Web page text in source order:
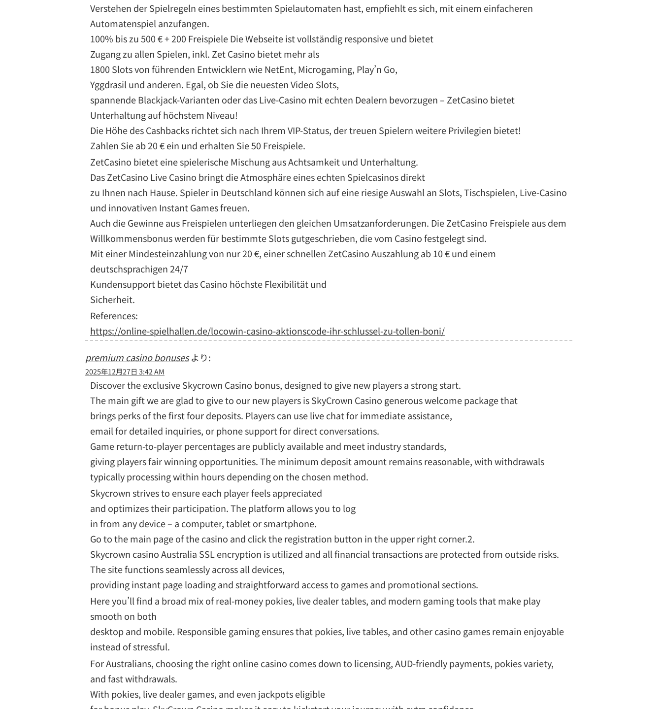
Verstehen der Spielregeln eines bestimmten Spielautomaten hast, empfiehlt es sich, mit einem einfacheren
Automatenspiel anzufangen.
100% bis zu 500 € + 200 Freispiele Die Webseite ist vollständig responsive und bietet
Zugang zu allen Spielen, inkl. Zet Casino bietet mehr als
1800 Slots von führenden Entwicklern wie NetEnt, Microgaming, Play’n Go,
Yggdrasil und anderen. Egal, ob Sie die neuesten Video Slots,
spannende Blackjack-Varianten oder das Live-Casino mit echten Dealern bevorzugen – ZetCasino bietet
Unterhaltung auf höchstem Niveau!
Die Höhe des Cashbacks richtet sich nach Ihrem VIP-Status, der treuen Spielern weitere Privilegien bietet!
Zahlen Sie ab 20 € ein und erhalten Sie 50 Freispiele.
ZetCasino bietet eine spielerische Mischung aus Achtsamkeit und Unterhaltung.
Das ZetCasino Live Casino bringt die Atmosphäre eines echten Spielcasinos direkt
zu Ihnen nach Hause. Spieler in Deutschland können sich auf eine riesige Auswahl an Slots, Tischspielen, Live-Casino
und innovativen Instant Games freuen.
Auch die Gewinne aus Freispielen unterliegen den gleichen Umsatzanforderungen. Die ZetCasino Freispiele aus dem
Willkommensbonus werden für bestimmte Slots gutgeschrieben, die vom Casino festgelegt sind.
Mit einer Mindesteinzahlung von nur 20 €, einer schnellen ZetCasino Auszahlung ab 10 € und einem
deutschsprachigen 24/7
Kundensupport bietet das Casino höchste Flexibilität und
Sicherheit.
References:
https://online-spielhallen.de/locowin-casino-aktionscode-ihr-schlussel-zu-tollen-boni/
premium casino bonuses より:
2025年12月27日 3:42 AM
Discover the exclusive Skycrown Casino bonus, designed to give new players a strong start.
The main gift we are glad to give to our new players is SkyCrown Casino generous welcome package that
brings perks of the first four deposits. Players can use live chat for immediate assistance,
email for detailed inquiries, or phone support for direct conversations.
Game return-to-player percentages are publicly available and meet industry standards,
giving players fair winning opportunities. The minimum deposit amount remains reasonable, with withdrawals
typically processing within hours depending on the chosen method.
Skycrown strives to ensure each player feels appreciated
and optimizes their participation. The platform allows you to log
in from any device – a computer, tablet or smartphone.
Go to the main page of the casino and click the registration button in the upper right corner.2.
Skycrown casino Australia SSL encryption is utilized and all financial transactions are protected from outside risks.
The site functions seamlessly across all devices,
providing instant page loading and straightforward access to games and promotional sections.
Here you’ll find a broad mix of real-money pokies, live dealer tables, and modern gaming tools that make play
smooth on both
desktop and mobile. Responsible gaming ensures that pokies, live tables, and other casino games remain enjoyable
instead of stressful.
For Australians, choosing the right online casino comes down to licensing, AUD-friendly payments, pokies variety,
and fast withdrawals.
With pokies, live dealer games, and even jackpots eligible